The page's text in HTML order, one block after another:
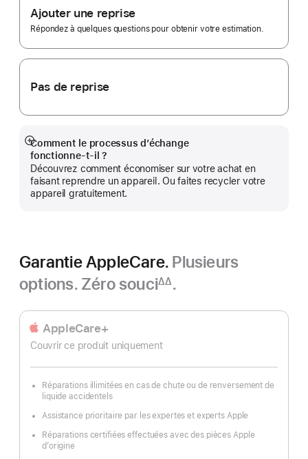
de
page
Trade In.
Ajouter une reprise
Répondez à quelques questions pour obtenir votre estimation.
Pas de reprise
Comment le processus d’échange
fonctionne‑t‑il ?
Découvrez comment économiser sur votre achat en
faisant reprendre un appareil. Ou faites recycler votre
appareil gratuitement.
Afficher
plus
Garantie AppleCare. Plusieurs
options. Zéro souci
de
bas
page
∆∆.
AppleCare+
Couvrir ce produit uniquement
Réparations illimitées en cas de chute ou de renversement de
liquide accidentels
Assistance prioritaire par les expertes et experts Apple
Réparations certifiées effectuées avec des pièces Apple
d’origine